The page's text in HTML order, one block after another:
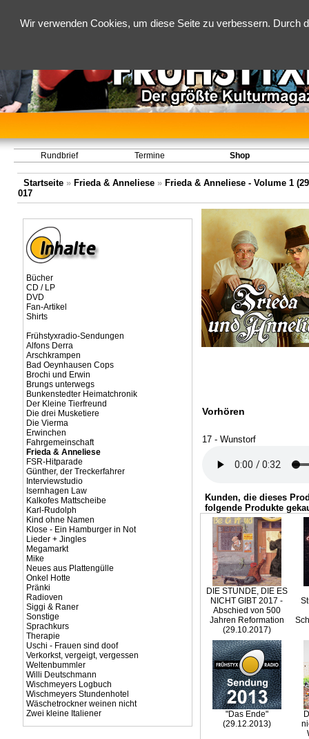
Wir verwenden Cookies, um diese Seite zu verbessern.
Rundbrief Termine Shop
Startseite» Frieda & Anneliese» Frieda & Anneliese - Volume 1
017
Bücher
CD / LP
DVD
Fan-Artikel
Shirts
Frühstyxradio-Sendungen
Alfons Derra
Arschkrampen
Bad Oeynhausen Cops
Brochi und Erwin
Brungs unterwegs
Bunkenstedter Heimatchronik
Der Kleine Tierfreund
Die drei Musketiere
Die Vierma
Erwinchen
Fahrgemeinschaft
Frieda & Anneliese
FSR-Hitparade
Günther, der Treckerfahrer
Interviewstudio
Isernhagen Law
Kalkofes Mattscheibe
Karl-Rudolph
Kind ohne Namen
Klose - Ein Hamburger in Not
Lieder + Jingles
Megamarkt
Mike
Neues aus Plattengülle
Onkel Hotte
Pränki
Radioven
Siggi & Raner
Sonstige
Sprachkurs
Therapie
Uschi - Frauen sind doof
Verkorkst, vergeigt, vergessen
Weltenbummler
Willi Deutschmann
Wischmeyers Logbuch
Wischmeyers Stundenhotel
Wäschetrockner weinen nicht
Zwei kleine Italiener
Vorhören
17 - Wunstorf
Kunden, die dieses
folgende Produkte
DIE STUNDE, DIE ES
NICHT GIBT 2017 -
Abschied von 500
Jahren Reformation
(29.10.2017)
"Das Ende"
(29.12.2013)